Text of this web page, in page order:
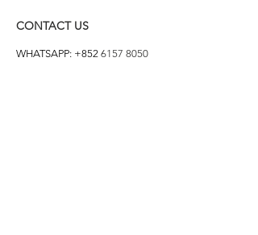
CONTACT US
WHATSAPP: +852 6157 8050